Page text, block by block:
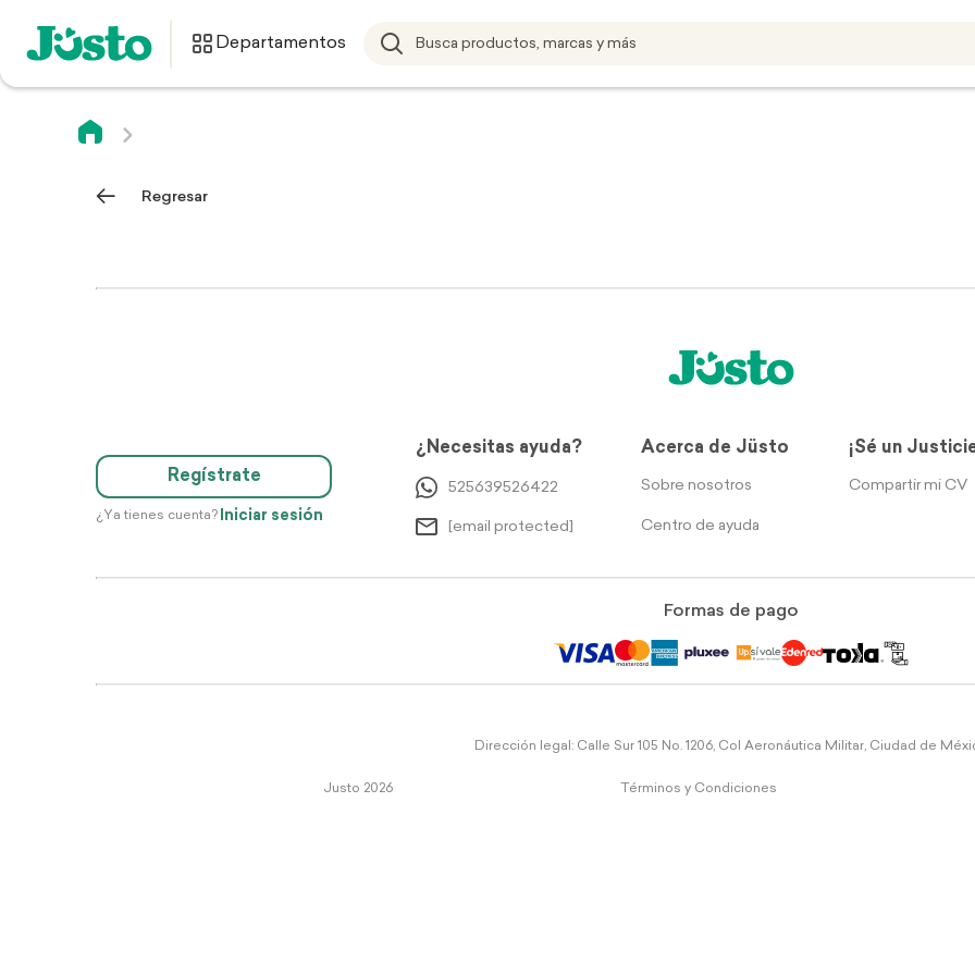
Departamentos
Regresar
Regístrate
¿Ya tienes cuenta? Iniciar sesión
¿Necesitas ayuda?
525639526422
[email protected]
Acerca de Jüsto
Sobre nosotros
Centro de ayuda
¡Sé un
Compartir mi CV
Formas de pago
Dirección legal: Calle Sur 105 No. 1206, Col Aeronáutica Militar, Ciudad de
Justo 2026 Términos y Condiciones